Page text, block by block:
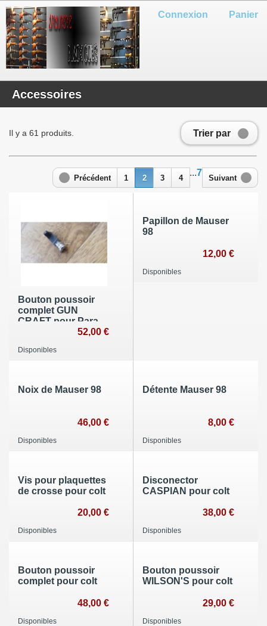
Panier
Connexion
Accessoires
Trier par
Il y a 61 produits.
Précédent 1 2 3 4
...7
Suivant
Bouton poussoir
complet GUN
CRAFT pour Para-
52,00 €
Disponibles
Papillon de Mauser
98
12,00 €
Disponibles
Noix de Mauser 98
46,00 €
Disponibles
Détente Mauser 98
8,00 €
Disponibles
Vis pour plaquettes
de crosse pour colt
20,00 €
Disponibles
Disconector
CASPIAN pour colt
38,00 €
Disponibles
Bouton poussoir
complet pour colt
48,00 €
Disponibles
Bouton poussoir
WILSON'S pour colt
29,00 €
Disponibles